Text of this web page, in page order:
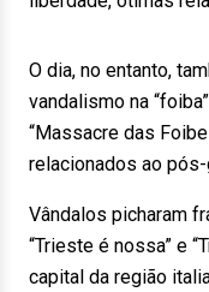
O dia, no entanto,
vandalismo na
“Massacre das
relacionados ao
Vândalos picharam
“Trieste é nossa” e
capital da região